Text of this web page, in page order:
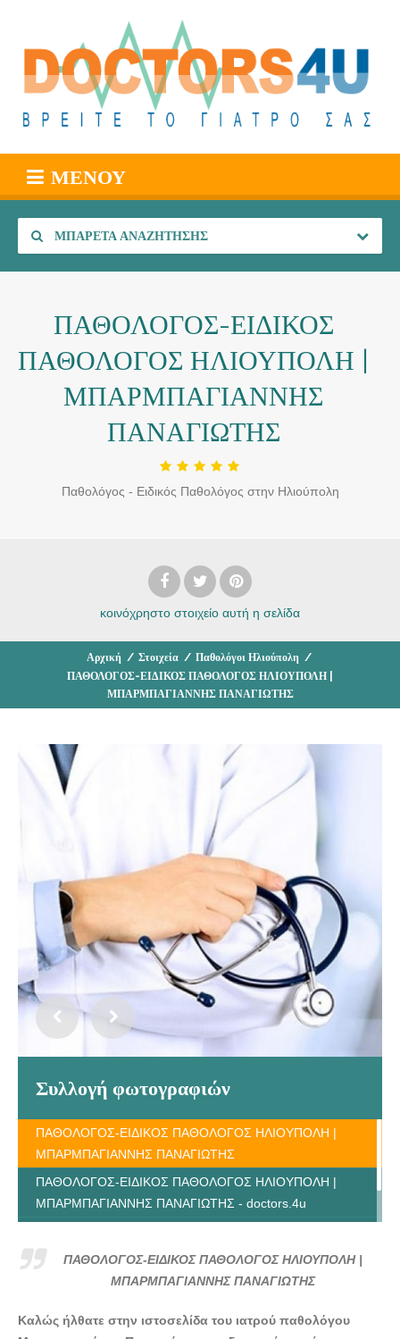
ΜΕΝΟΎ
ΜΠΑΡΈΤΑ ΑΝΑΖΉΤΗΣΗΣ
ΠΑΘΟΛΟΓΟΣ-ΕΙΔΙΚΟΣ
ΠΑΘΟΛΟΓΟΣ ΗΛΙΟΥΠΟΛΗ |
ΜΠΑΡΜΠΑΓΙΑΝΝΗΣ
ΠΑΝΑΓΙΩΤΗΣ
Παθολόγος - Ειδικός Παθολόγος στην Ηλιούπολη
κοινόχρηστο στοιχείο αυτή η σελίδα
Αρχική / Στοιχεία / Παθολόγοι Ηλιούπολη /
ΠΑΘΟΛΟΓΟΣ-ΕΙΔΙΚΟΣ ΠΑΘΟΛΟΓΟΣ ΗΛΙΟΥΠΟΛΗ |
ΜΠΑΡΜΠΑΓΙΑΝΝΗΣ ΠΑΝΑΓΙΩΤΗΣ
Συλλογή φωτογραφιών
ΠΑΘΟΛΟΓΟΣ-ΕΙΔΙΚΟΣ ΠΑΘΟΛΟΓΟΣ ΗΛΙΟΥΠΟΛΗ |
ΜΠΑΡΜΠΑΓΙΑΝΝΗΣ ΠΑΝΑΓΙΩΤΗΣ
ΠΑΘΟΛΟΓΟΣ-ΕΙΔΙΚΟΣ ΠΑΘΟΛΟΓΟΣ ΗΛΙΟΥΠΟΛΗ |
ΜΠΑΡΜΠΑΓΙΑΝΝΗΣ ΠΑΝΑΓΙΩΤΗΣ - doctors.4u
ΜΠΑΡΜΠΑΓΙΑΝΝΗΣ ΠΑΝΑΓΙΩΤΗΣ - doctors.4u
ΠΑΘΟΛΟΓΟΣ-ΕΙΔΙΚΟΣ ΠΑΘΟΛΟΓΟΣ ΗΛΙΟΥΠΟΛΗ |
ΜΠΑΡΜΠΑΓΙΑΝΝΗΣ ΠΑΝΑΓΙΩΤΗΣ
Καλώς ήλθατε στην ιστοσελίδα του ιατρού παθολόγου